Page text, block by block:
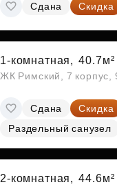
Сдана Скидка
1-комнатная, 40.7м²
ЖК Римский, 7 корпус,
Сдана Скидка
Раздельный санузел
2-комнатная, 44.6м²